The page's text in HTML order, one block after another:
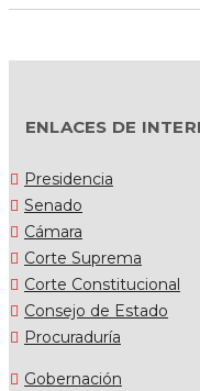
ENLACES DE
Presidencia
Senado
Cámara
Corte Suprema
Corte Constitucional
Consejo de Estado
Procuraduría
Gobernación